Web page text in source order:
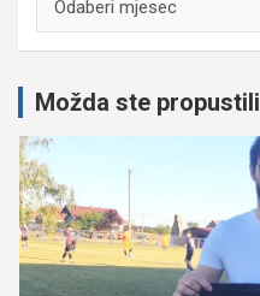
Možda ste propustili